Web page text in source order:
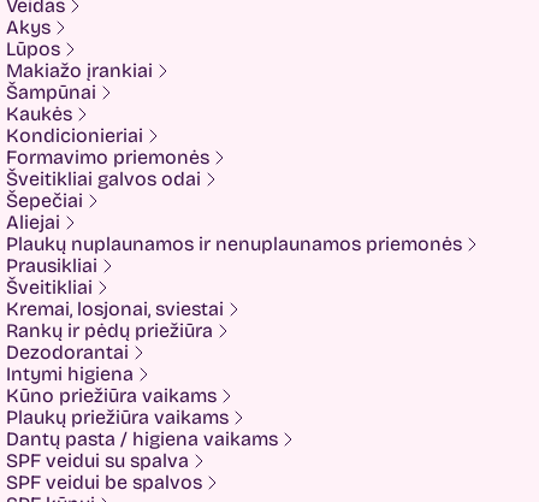
ESFOLIO
ETUDE
Eyenlip
FaceFacts
Fariis
Fixderma
Fluff
Formal Bee
Fusion
Glow Hub
HeadShock
Hiskin
Holika holika
Imbue
Imbue.
INOAR
Isntree
IUNIK
K-MOM
Kadus Professional
Keenwell
KLERADERM
KOSE
Veidas
Akys
Lūpos
Makiažo įrankiai
Šampūnai
Kaukės
Kondicionieriai
Formavimo priemonės
Šveitikliai galvos odai
Šepečiai
Aliejai
Plaukų nuplaunamos ir nenuplaunamos priemonės
Prausikliai
Šveitikliai
Kremai, losjonai, sviestai
Rankų ir pėdų priežiūra
Dezodorantai
Intymi higiena
Kūno priežiūra vaikams
Plaukų priežiūra vaikams
Dantų pasta / higiena vaikams
SPF veidui su spalva
SPF veidui be spalvos